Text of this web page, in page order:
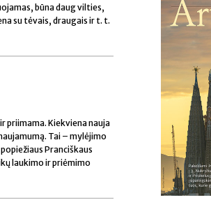
būna daug vilties,
su tėvais, draugais ir t. t.
priimama. Kiekviena nauja
Tai – mylėjimo
Pranciškaus
laukimo ir priėmimo